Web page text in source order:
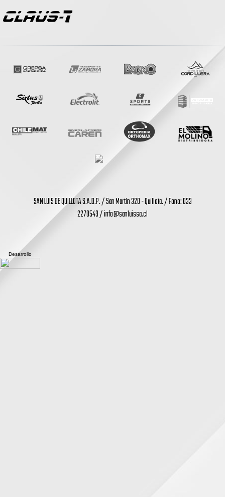
SAN LUIS DE QUILLOTA S.A.D.P. / San Martín 320 - Quillota. / Fono: 033
2270543 /info@sanluissa.cl
Desarrollo